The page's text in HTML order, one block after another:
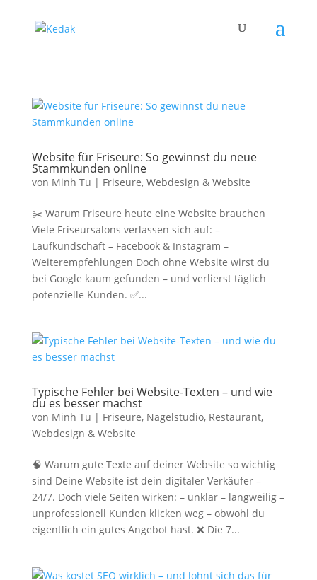
Website für Friseure: So gewinnst du neue
Stammkunden online
von Minh Tu | Friseure, Webdesign & Website
✂️ Warum Friseure heute eine Website brauchen
Viele Friseursalons verlassen sich auf: –
Laufkundschaft – Facebook & Instagram –
Weiterempfehlungen Doch ohne Website wirst du
bei Google kaum gefunden – und verlierst täglich
potenzielle Kunden. ✅...
Typische Fehler bei Website-Texten – und wie
du es besser machst
von Minh Tu | Friseure, Nagelstudio, Restaurant,
Webdesign & Website
🧠 Warum gute Texte auf deiner Website so wichtig
sind Deine Website ist dein digitaler Verkäufer –
24/7. Doch viele Seiten wirken: – unklar – langweilig –
unprofessionell Kunden klicken weg – obwohl du
eigentlich ein gutes Angebot hast. ❌ Die 7...